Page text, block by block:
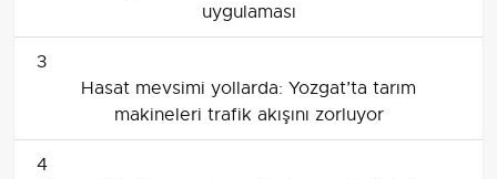
uygulaması
3
Hasat mevsimi yollarda: Yozgat’ta tarım
makineleri trafik akışını zorluyor
4